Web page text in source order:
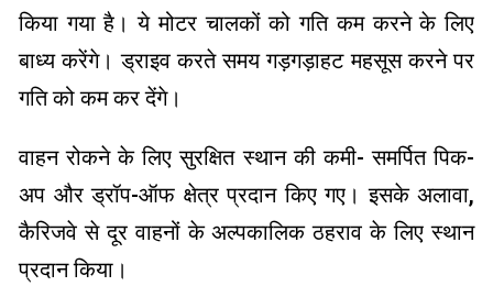
किया गया है। ये मोटर चालकों को गति कम करने के लिए
बाध्य करेंगे। ड्राइव करते समय गड़गड़ाहट महसूस करने पर
गति को कम कर देंगे।
वाहन रोकने के लिए सुरक्षित स्थान की कमी- समर्पित पिक-
अप और ड्रॉप-ऑफ क्षेत्र प्रदान किए गए। इसके अलावा,
कैरिजवे से दूर वाहनों के अल्पकालिक ठहराव के लिए स्थान
प्रदान किया।